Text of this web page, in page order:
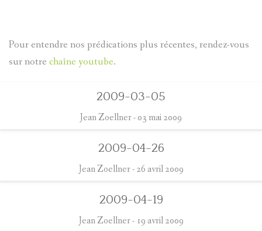
Pour entendre nos prédications plus récentes, rendez-vous
sur notre chaîne youtube.
2009-03-05
Jean Zoellner- 03 mai 2009
2009-04-26
Jean Zoellner- 26 avril 2009
2009-04-19
Jean Zoellner- 19 avril 2009